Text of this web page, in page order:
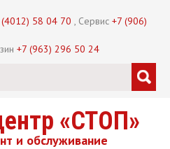
(4012) 58 04 70 , Сервис +7 (906)
+7 (963) 296 50 24
«СТОП»
и обслуживание